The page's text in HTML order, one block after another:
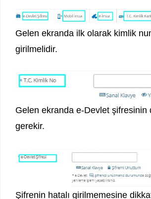
Gelen ekranda ilk olarak kimlik
girilmelidir.
Gelen ekranda e-Devlet şifresinin
gerekir.
Şifrenin hatalı girilmemesine